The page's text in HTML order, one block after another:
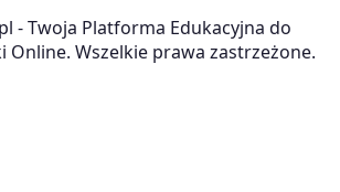
- Twoja Platforma Edukacyjna do
Online. Wszelkie prawa zastrzeżone.